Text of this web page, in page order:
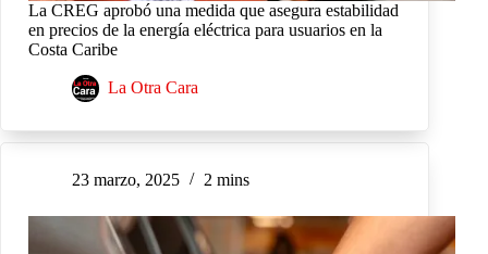
La CREG aprobó una medida que asegura estabilidad
en precios de la energía eléctrica para usuarios en la
Costa Caribe
La Otra Cara
23 marzo, 2025 2 mins